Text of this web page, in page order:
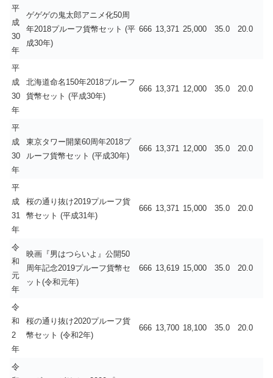
平
成
30
年
ゲゲゲの鬼太郎アニメ化50周
年2018プルーフ貨幣セット (平
成30年)
666 13,371 25,000 35.0 20.0
平
成
30
年
北海道命名150年2018プルーフ
貨幣セット (平成30年)
666 13,371 12,000 35.0 20.0
平
成
30
年
東京タワー開業60周年2018プ
ルーフ貨幣セット (平成30年)
666 13,371 12,000 35.0 20.0
平
成
31
年
桜の通り抜け2019プルーフ貨
幣セット (平成31年)
666 13,371 15,000 35.0 20.0
令
和
元
年
映画『男はつらいよ』公開50
周年記念2019プルーフ貨幣セ
ット(令和元年)
666 13,619 15,000 35.0 20.0
令
和
2
年
桜の通り抜け2020プルーフ貨
幣セット (令和2年)
666 13,700 18,100 35.0 20.0
令